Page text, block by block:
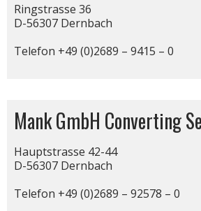
Ringstrasse 36
D-56307 Dernbach
Telefon +49 (0)2689 – 9415 – 0
Mank GmbH Converting
Hauptstrasse 42-44
D-56307 Dernbach
Telefon +49 (0)2689 – 92578 – 0